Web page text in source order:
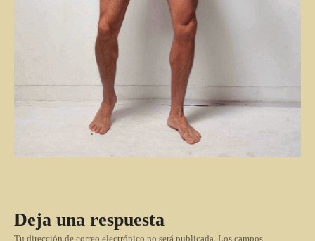
Deja una respuesta
Tu dirección de correo electrónico no será publicada. Los campos